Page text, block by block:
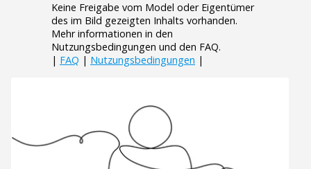
Keine Freigabe vom Model oder Eigentümer
des im Bild gezeigten Inhalts vorhanden.
Mehr informationen in den
Nutzungsbedingungen und den FAQ.
| FAQ | Nutzungsbedingungen |